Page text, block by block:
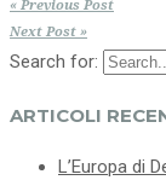
« Previous Post
Next Post »
Search for:
ARTICOLI
L’Europa di